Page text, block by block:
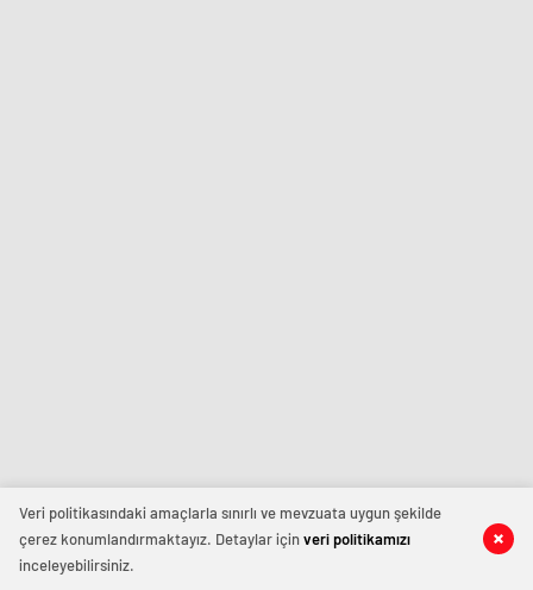
Veri politikasındaki amaçlarla sınırlı ve mevzuata uygun şekilde
çerez konumlandırmaktayız. Detaylar içinveri politikamızı
inceleyebilirsiniz.